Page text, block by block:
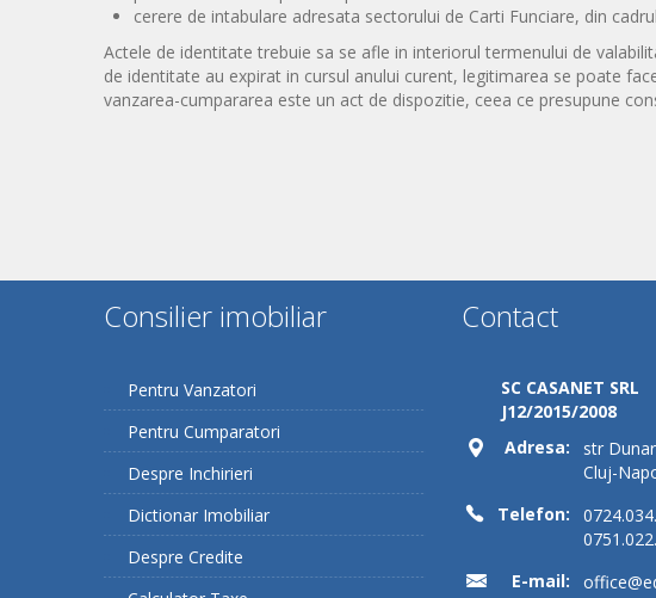
cerere de intabulare adresata sectorului de Carti Funciare, din
Actele de identitate trebuie sa se afle in interiorul termenului de
de identitate au expirat in cursul anului curent, legitimarea se poate
vanzarea-cumpararea este un act de dispozitie, ceea ce presupune
Consilier imobiliar
Pentru Vanzatori
Pentru Cumparatori
Despre Inchirieri
Dictionar Imobiliar
Despre Credite
Contact
SC CASANET SRL
J12/2015/2008
Adresa:
str
Cluj-
Telefon:
E-mail: